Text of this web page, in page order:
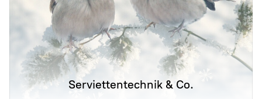
Serviettentechnik & Co.